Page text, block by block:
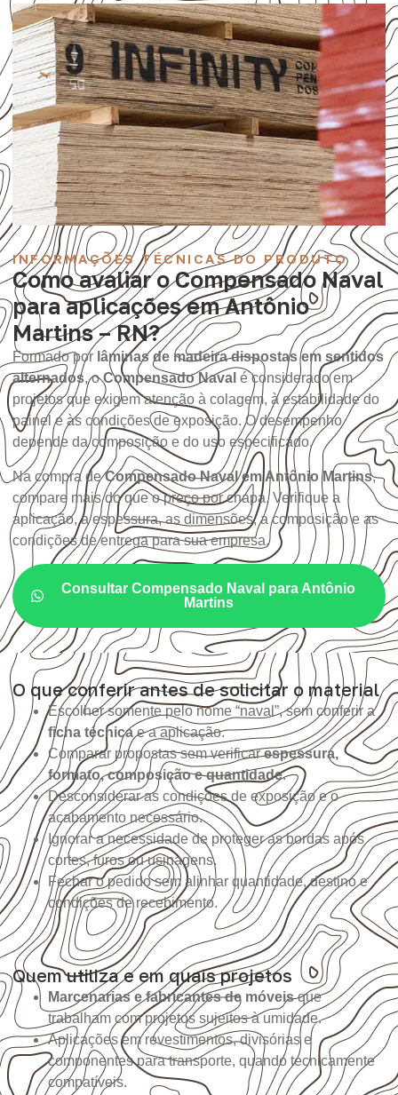
INFORMAÇÕES TÉCNICAS DO PRODUTO
Como avaliar o Compensado Naval
para aplicações em Antônio
Martins – RN?
Formado por lâminas de madeira dispostas em sentidos
alternados, oCompensado Naval é considerado em
projetos que exigem atenção à colagem, à estabilidade do
painel e às condições de exposição. O desempenho
depende da composição e do uso especificado.
Na compra deCompensado Naval em Antônio Martins,
compare mais do que o preço por chapa. Verifique a
aplicação, a espessura, as dimensões, a composição e as
condições de entrega para sua empresa.
Consultar Compensado Naval para Antônio
Martins
O que conferir antes de solicitar o material
Escolher somente pelo nome “naval”, sem conferir a
ficha técnicae a aplicação.
Comparar propostas sem verificarespessura,
formato, composição e quantidade.
Desconsiderar as condições de exposição e o
acabamento necessário.
Ignorar a necessidade de proteger as bordas após
cortes, furos ou usinagens.
Fechar o pedido sem alinhar quantidade, destino e
condições de recebimento.
Quem utiliza e em quais projetos
Marcenarias e fabricantes de móveisque
trabalham com projetos sujeitos à umidade.
Aplicações em revestimentos, divisórias e
componentes para transporte, quando tecnicamente
compatíveis.